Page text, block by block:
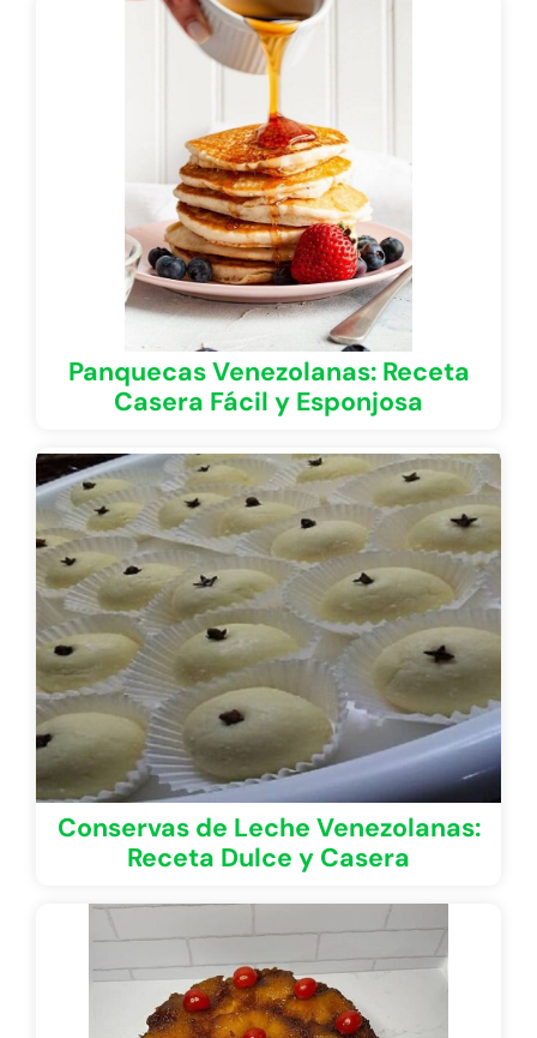
Panquecas Venezolanas: Receta
Casera Fácil y Esponjosa
Conservas de Leche Venezolanas:
Receta Dulce y Casera